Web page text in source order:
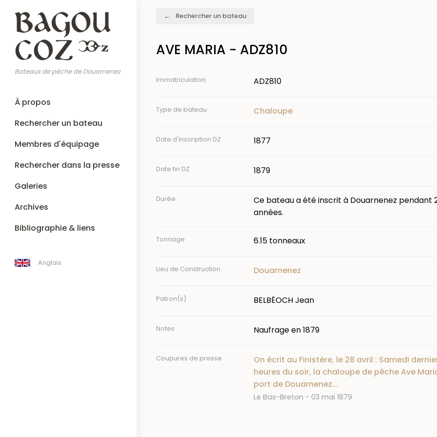
contenu
principal
Bateaux de pêche de Douarnenez
Main
navigation
À propos
Rechercher un bateau
Membres d'équipage
Rechercher dans la presse
Galeries
Archives
Bibliographie & liens
Anglais
Rechercher un bateau
AVE MARIA - ADZ810
Immatriculation ADZ810
Type de bateau Chaloupe
Date d'inscription DZ 1877
Date fin DZ 1879
Durée
Ce bateau a été inscrit à Douarnenez pendant
années.
Tonnage 6.15 tonneaux
Lieu de Construction Douarnenez
Patron(s) BELBÉOCH Jean
Notes Naufrage en 1879
Coupures de presse
On écrit au Finistère, le 28 avril : Samedi
heures du soir, la chaloupe de pêche Ave
port de Douarnenez...
Journal
Le Bas-Breton Date
03 mai 1879